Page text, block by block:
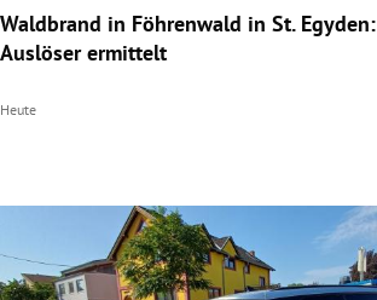
Waldbrand in Föhrenwald in St. Egyden:
Auslöser ermittelt
Heute